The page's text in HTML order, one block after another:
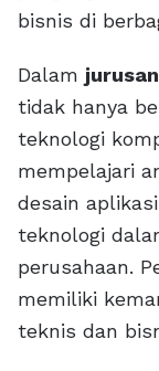
bisnis di
Dalam
tidak hanya
teknologi
mempelajari
desain
teknologi
perusahaan.
memiliki
teknis dan